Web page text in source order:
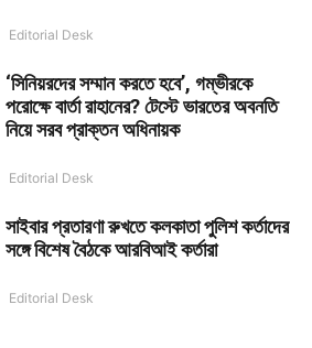
Editorial Desk
‘সিনিয়রদের সম্মান করতে হবে’, গম্ভীরকে
পরোক্ষে বার্তা রাহানের? টেস্টে ভারতের অবনতি
নিয়ে সরব প্রাক্তন অধিনায়ক
Editorial Desk
সাইবার প্রতারণা রুখতে কলকাতা পুলিশ কর্তাদের
সঙ্গে বিশেষ বৈঠকে আরবিআই কর্তারা
Editorial Desk